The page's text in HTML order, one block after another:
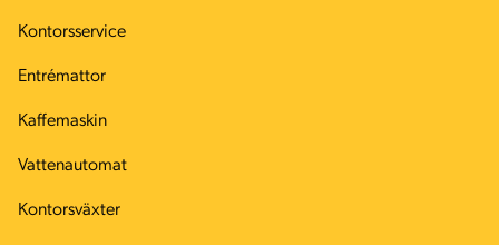
Kontorsservice
Entrémattor
Kaffemaskin
Vattenautomat
Kontorsväxter